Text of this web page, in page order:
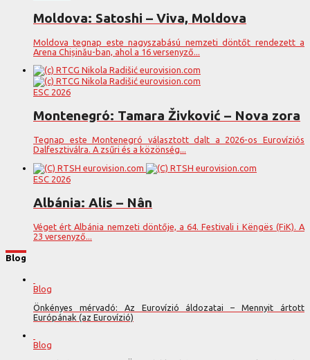
Moldova: Satoshi – Viva, Moldova
Moldova tegnap este nagyszabású nemzeti döntőt rendezett a
Arena Chișinău-ban, ahol a 16 versenyző...
ESC 2026
Montenegró: Tamara Živković – Nova zora
Tegnap este Montenegró választott dalt a 2026-os Eurovíziós
Dalfesztiválra. A zsűri és a közönség...
ESC 2026
Albánia: Alis – Nân
Véget ért Albánia nemzeti döntője, a 64. Festivali i Këngës (FiK). A
23 versenyző...
Blog
Blog
Önkényes mérvadó: Az Eurovízió áldozatai – Mennyit ártott
Európának (az Eurovízió)
Blog